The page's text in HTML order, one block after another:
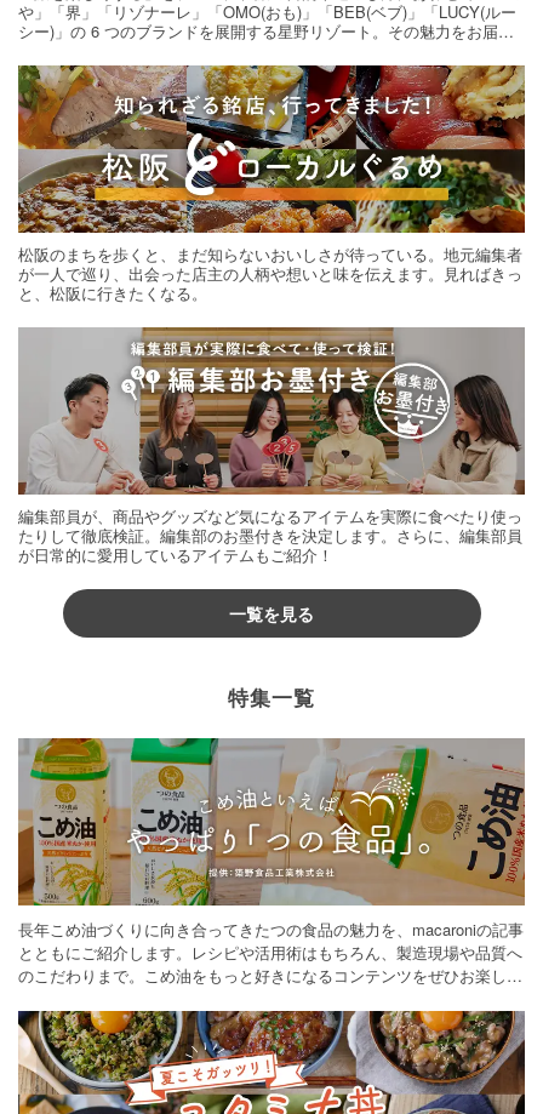
や」「界」「リゾナーレ」「OMO(おも)」「BEB(ベブ)」「LUCY(ルー
シー)」の 6 つのブランドを展開する星野リゾート。その魅力をお届け
松阪のまちを歩くと、まだ知らないおいしさが待っている。地元編集者
が一人で巡り、出会った店主の人柄や想いと味を伝えます。見ればきっ
と、松阪に行きたくなる。
編集部員が、商品やグッズなど気になるアイテムを実際に食べたり使っ
たりして徹底検証。編集部のお墨付きを決定します。さらに、編集部員
が日常的に愛用しているアイテムもご紹介！
一覧を見る
特集一覧
長年こめ油づくりに向き合ってきたつの食品の魅力を、macaroniの記事
とともにご紹介します。レシピや活用術はもちろん、製造現場や品質へ
のこだわりまで。こめ油をもっと好きになるコンテンツをぜひお楽しみ